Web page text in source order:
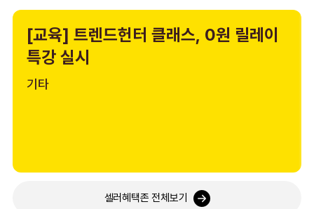
[교육] 트렌드헌터 클래스, 0원 릴레이
특강 실시
기타
셀러혜택존 전체보기